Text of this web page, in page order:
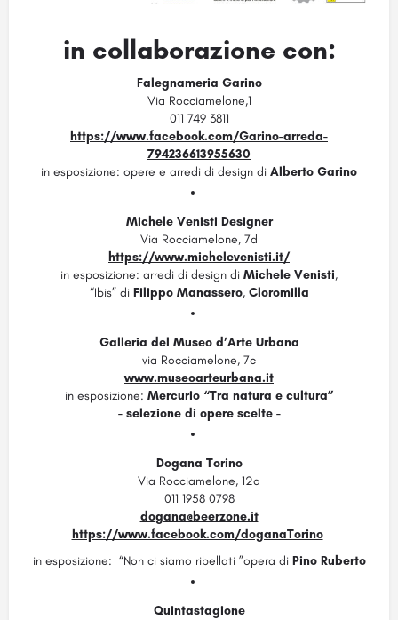
in collaborazione con:
Falegnameria Garino
Via Rocciamelone,1
011 749 3811
https://www.facebook.com/Garino-arreda-
794236613955630
in esposizione: opere e arredi di design di Alberto Garino
Michele Venisti Designer
Via Rocciamelone, 7d
https://www.michelevenisti.it/
in esposizione: arredi di design di Michele Venisti,
“Ibis” di Filippo Manassero, Cloromilla
Galleria del Museo d’Arte Urbana
via Rocciamelone, 7c
www.museoarteurbana.it
in esposizione: Mercurio “Tra natura e cultura”
- selezione di opere scelte -
Dogana Torino
Via Rocciamelone, 12a
011 1958 0798
dogana@beerzone.it
https://www.facebook.com/doganaTorino
in esposizione: “Non ci siamo ribellati ”opera di Pino Ruberto
Quintastagione